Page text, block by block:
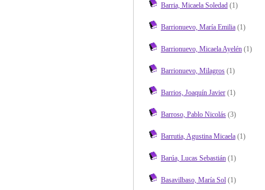
Barria, Micaela Soledad(1)
Barrionuevo, María Emilia(1)
Barrionuevo, Micaela Ayelén(1)
Barrionuevo, Milagros(1)
Barrios, Joaquín Javier(1)
Barroso, Pablo Nicolás(3)
Barrutia, Agustina Micaela(1)
Barúa, Lucas Sebastián(1)
Basavilbaso, María Sol(1)